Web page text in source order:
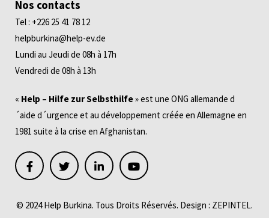
Nos contacts
Tel : +226 25 41 78 12
helpburkina@help-ev.de
Lundi au Jeudi de 08h à 17h
Vendredi de 08h à 13h
« Help – Hilfe zur Selbsthilfe» est une ONG allemande d
´aide d´urgence et au développement créée en Allemagne en
1981 suite à la crise en Afghanistan.
© 2024 Help Burkina. Tous Droits Réservés. Design : ZEPINTEL.